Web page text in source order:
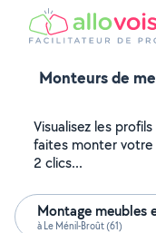
Monteurs de
Visualisez les
faites monter
2 clics...
Montage meubles
à Le Ménil-Broût (61)